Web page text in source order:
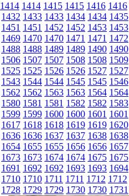
1414 1414 1415 1415 1416 1416
1432 1433 1433 1434 1434 1435
1451 1451 1452 1452 1453 1453
1469 1470 1470 1471 1471 1472
1488 1488 1489 1489 1490 1490
1506 1507 1507 1508 1508 1509
1525 1525 1526 1526 1527 1527
1543 1544 1544 1545 1545 1546
1562 1562 1563 1563 1564 1564
1580 1581 1581 1582 1582 1583
1599 1599 1600 1600 1601 1601
1617 1618 1618 1619 1619 1620
1636 1636 1637 1637 1638 1638
1654 1655 1655 1656 1656 1657
1673 1673 1674 1674 1675 1675
1691 1692 1692 1693 1693 1694
1710 1710 1711 1711 1712 1712
1728 1729 1729 1730 1730 1731